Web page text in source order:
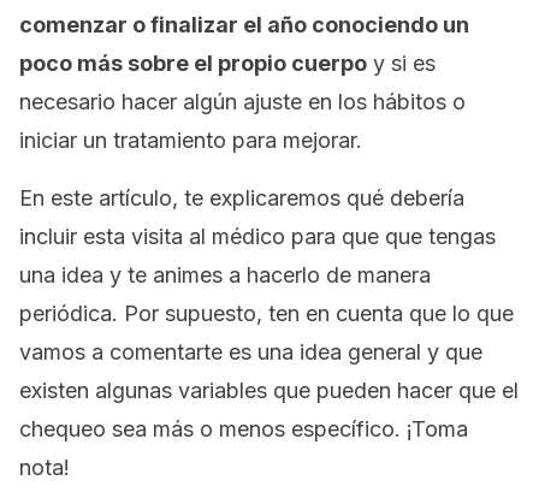
comenzar o finalizar el año conociendo un
poco más sobre el propio cuerpo y si es
necesario hacer algún ajuste en los hábitos o
iniciar un tratamiento para mejorar.
En este artículo, te explicaremos qué debería
incluir esta visita al médico para que que tengas
una idea y te animes a hacerlo de manera
periódica. Por supuesto, ten en cuenta que lo que
vamos a comentarte es una idea general y que
existen algunas variables que pueden hacer que el
chequeo sea más o menos específico. ¡Toma
nota!